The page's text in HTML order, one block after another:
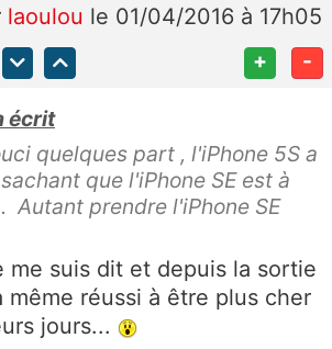
laoulou le 01/04/2016 à 17h05
+ -
écrit
quelques part , l'iPhone 5S a
que l'iPhone SE est à
Autant prendre l'iPhone SE
me suis dit et depuis la sortie
même réussi à être plus cher
jours...